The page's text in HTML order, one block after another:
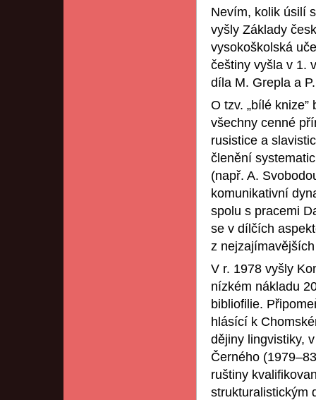
Nevím, kolik úsilí
vyšly Základy
vysokoškolská
češtiny vyšla v 1.
díla M. Grepla a
O tzv. „bílé
všechny cenné
rusistice a
členění
(např. A.
komunikativní
spolu s pracemi
se v dílčích
z
V r. 1978 vyšly
nízkém nákladu
bibliofilie.
hlásící k
dějiny lingvistiky,
Černého
ruštiny
strukturalistickým